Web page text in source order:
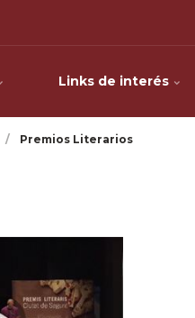
Links de interés
Premios Literarios